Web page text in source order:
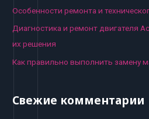
Особенности ремонта и
Диагностика и ремонт двигателя
их решения
Как правильно выполнить замену
Свежие комментарии